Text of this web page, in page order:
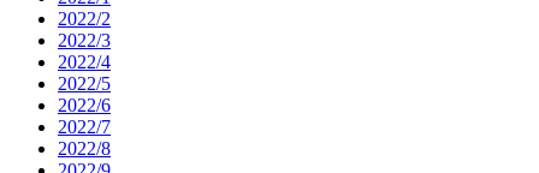
2022/2
2022/3
2022/4
2022/5
2022/6
2022/7
2022/8